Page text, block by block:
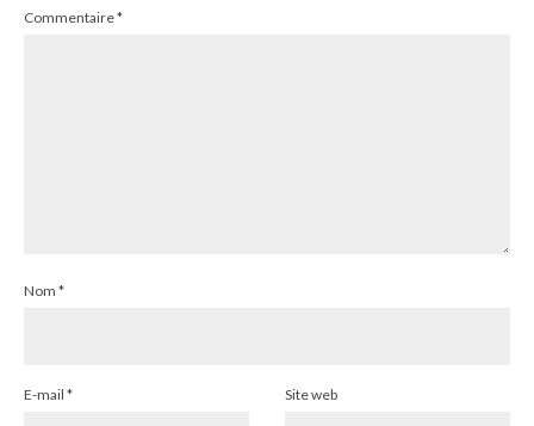
Commentaire*
Nom *
E-mail * Site web